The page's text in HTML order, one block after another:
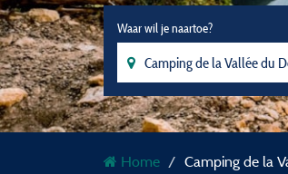
Waar wil je naartoe?
Home Camping de la